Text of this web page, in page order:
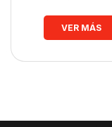
VER MÁS